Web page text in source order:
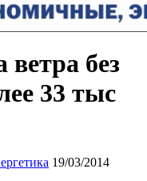
без
33 тыс
19/03/2014